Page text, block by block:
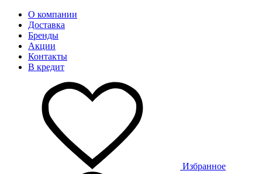
О компании
Доставка
Бренды
Акции
Контакты
В кредит
Избранное